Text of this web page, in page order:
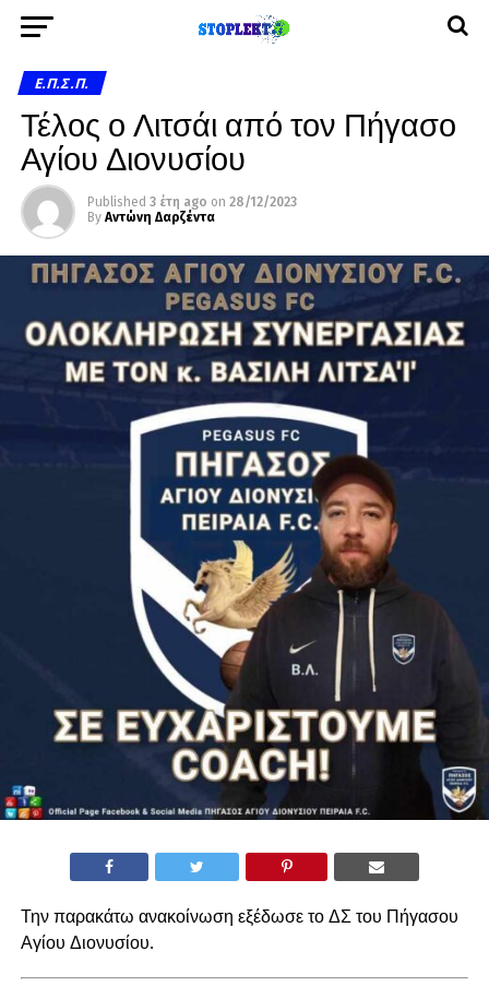
Ε.Π.Σ.Π.
Τέλος ο Λιτσάι από τον Πήγασο
Αγίου Διονυσίου
Published 3 έτη ago on 28/12/2023
By Αντώνη Δαρζέντα
Την παρακάτω ανακοίνωση εξέδωσε το ΔΣ του Πήγασου
Αγίου Διονυσίου.